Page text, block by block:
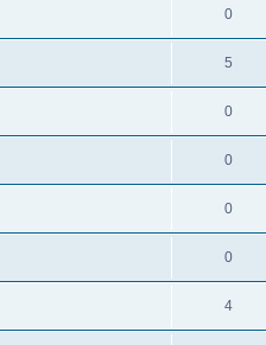
0
5
0
0
0
0
4